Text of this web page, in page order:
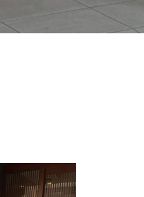
お問い合わせ